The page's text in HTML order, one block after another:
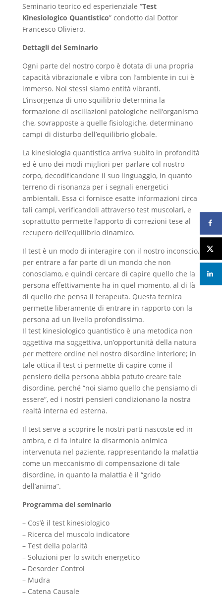
Seminario teorico ed esperienziale “Test
Kinesiologico Quantistico” condotto dal Dottor
Francesco Oliviero.
Dettagli del Seminario
Ogni parte del nostro corpo è dotata di una propria
capacità vibrazionale e vibra con l’ambiente in cui è
immerso. Noi stessi siamo entità vibranti.
L’insorgenza di uno squilibrio determina la
formazione di oscillazioni patologiche nell’organismo
che, sovrapposte a quelle fisiologiche, determinano
campi di disturbo dell’equilibrio globale.
La kinesiologia quantistica arriva subito in profondità
ed è uno dei modi migliori per parlare col nostro
corpo, decodificandone il suo linguaggio, in quanto
terreno di risonanza per i segnali energetici
ambientali. Essa ci fornisce esatte informazioni circa
tali campi, verificandoli attraverso test muscolari, e
soprattutto permette l’apporto di correzioni tese al
recupero dell’equilibrio dinamico.
Il test è un modo di interagire con il nostro inconscio,
per entrare a far parte di un mondo che non
conosciamo, e quindi cercare di capire quello che la
persona effettivamente ha in quel momento, al di là
di quello che pensa il terapeuta. Questa tecnica
permette liberamente di entrare in rapporto con la
persona ad un livello profondissimo.
Il test kinesiologico quantistico è una metodica non
oggettiva ma soggettiva, un’opportunità della natura
per mettere ordine nel nostro disordine interiore; in
tale ottica il test ci permette di capire come il
pensiero della persona abbia potuto creare tale
disordine, perché “noi siamo quello che pensiamo di
essere”, ed i nostri pensieri condizionano la nostra
realtà interna ed esterna.
Il test serve a scoprire le nostri parti nascoste ed in
ombra, e ci fa intuire la disarmonia animica
intervenuta nel paziente, rappresentando la malattia
come un meccanismo di compensazione di tale
disordine, in quanto la malattia è il “grido
dell’anima”.
Programma del seminario
– Cos’è il test kinesiologico
– Ricerca del muscolo indicatore
– Test della polarità
– Soluzioni per lo switch energetico
– Desorder Control
– Mudra
– Catena Causale